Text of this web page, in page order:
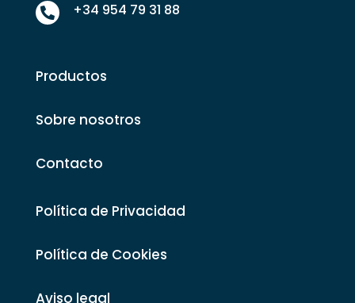
 +34 954 79 31 88
Productos
Sobre nosotros
Contacto
Política de Privacidad
Política de Cookies
Aviso legal